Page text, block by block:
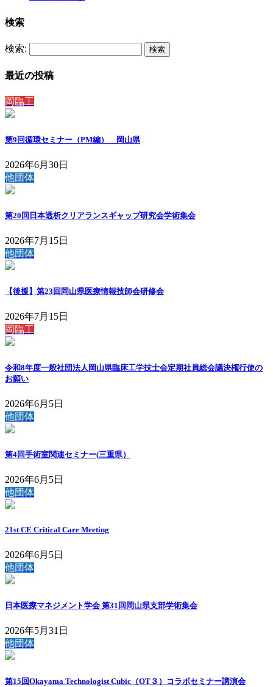
検索
検索:
最近の投稿
岡臨工
第9回循環セミナー（PM編） 岡山県
2026年6月30日
他団体
第20回日本透析クリアランスギャップ研究会学術集会
2026年7月15日
他団体
【後援】第23回岡山県医療情報技師会研修会
2026年7月15日
岡臨工
令和8年度一般社団法人岡山県臨床工学技士会定期社員総会議決権行使の
お願い
2026年6月5日
他団体
第4回手術室関連セミナー(三重県）
2026年6月5日
他団体
21st CE Critical Care Meeting
2026年6月5日
他団体
日本医療マネジメント学会 第31回岡山県支部学術集会
2026年5月31日
他団体
第15回Okayama Technologist Cubic（OT３）コラボセミナー講演会